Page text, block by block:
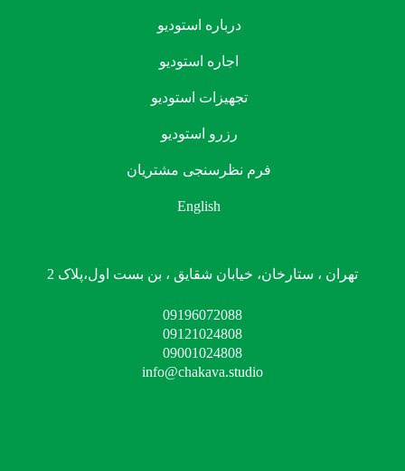
درباره استودیو
اجاره استودیو
تجهیزات استودیو
رزرو استودیو
فرم نظرسنجی مشتریان
English
تهران ، ستارخان، خیابان شقایق ، بن بست اول،پلاک 2
09196072088
09121024808
09001024808
info@chakava.studio